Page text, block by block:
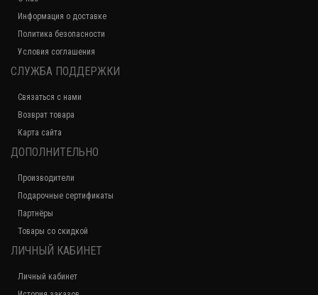
Информация о доставке
Политика безопасности
Условия соглашения
СЛУЖБА ПОДДЕРЖКИ
Связаться с нами
Возврат товара
Карта сайта
ДОПОЛНИТЕЛЬНО
Производители
Подарочные сертификаты
Партнёры
Товары со скидкой
ЛИЧНЫЙ КАБИНЕТ
Личный кабинет